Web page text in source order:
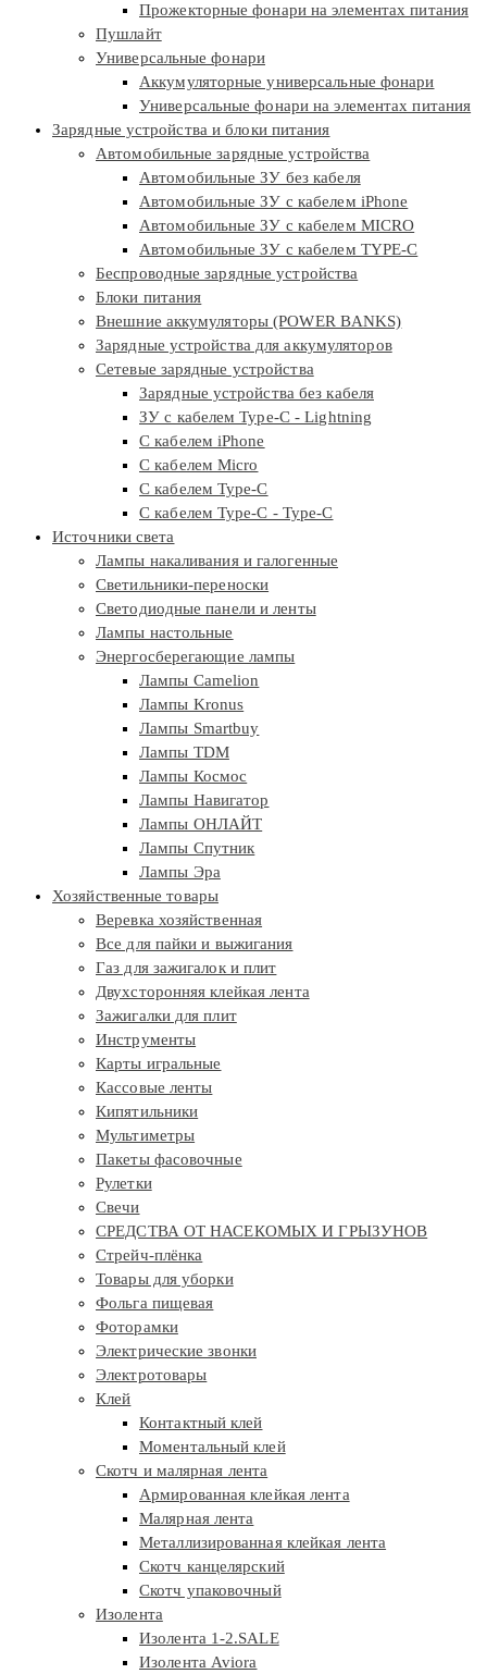
Прожекторные фонари на элементах питания
Пушлайт
Универсальные фонари
Аккумуляторные универсальные фонари
Универсальные фонари на элементах питания
Зарядные устройства и блоки питания
Автомобильные зарядные устройства
Автомобильные ЗУ без кабеля
Автомобильные ЗУ с кабелем iPhone
Автомобильные ЗУ с кабелем MICRO
Автомобильные ЗУ с кабелем TYPE-C
Беспроводные зарядные устройства
Блоки питания
Внешние аккумуляторы (POWER BANKS)
Зарядные устройства для аккумуляторов
Сетевые зарядные устройства
Зарядные устройства без кабеля
ЗУ с кабелем Type-C - Lightning
С кабелем iPhone
С кабелем Micro
С кабелем Type-C
С кабелем Type-C - Type-C
Источники света
Лампы накаливания и галогенные
Светильники-переноски
Светодиодные панели и ленты
Лампы настольные
Энергосберегающие лампы
Лампы Camelion
Лампы Kronus
Лампы Smartbuy
Лампы TDM
Лампы Космос
Лампы Навигатор
Лампы ОНЛАЙТ
Лампы Спутник
Лампы Эра
Хозяйственные товары
Веревка хозяйственная
Все для пайки и выжигания
Газ для зажигалок и плит
Двухсторонняя клейкая лента
Зажигалки для плит
Инструменты
Карты игральные
Кассовые ленты
Кипятильники
Мультиметры
Пакеты фасовочные
Рулетки
Свечи
СРЕДСТВА ОТ НАСЕКОМЫХ И ГРЫЗУНОВ
Стрейч-плёнка
Товары для уборки
Фольга пищевая
Фоторамки
Электрические звонки
Электротовары
Клей
Контактный клей
Моментальный клей
Скотч и малярная лента
Армированная клейкая лента
Малярная лента
Металлизированная клейкая лента
Скотч канцелярский
Скотч упаковочный
Изолента
Изолента 1-2.SALE
Изолента Aviora